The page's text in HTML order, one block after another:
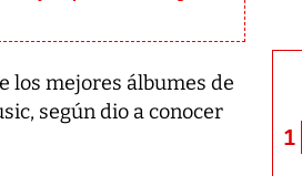
los mejores álbumes de
según dio a conocer
1